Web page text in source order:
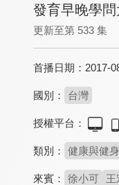
發育早晚學
更新至第 533 集
首播日期： 2017-
國別： 台灣
授權平台：
類別： 健康與健身
來賓： 徐小可 王